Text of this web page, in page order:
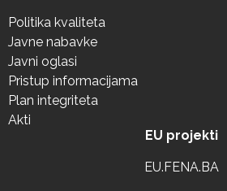
Politika kvaliteta
Javne nabavke
Javni oglasi
Pristup informacijama
Plan integriteta
Akti
EU projekti
EU.FENA.BA